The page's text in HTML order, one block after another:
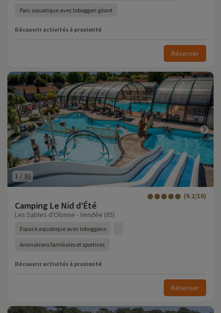
Parc aquatique avec toboggan géant
Découvrir activités à proximité
Réserver
1 /30
Camping Le Nid d’Été
(9.2/10)
Les Sables d'Olonne - Vendée (85)
Espace aquatique avec toboggans
Animations familiales et sportives
Découvrir activités à proximité
Réserver